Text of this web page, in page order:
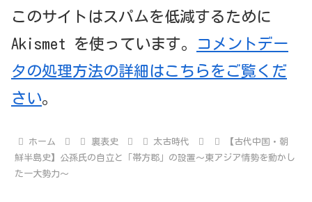
このサイトはスパムを低減するために
Akismet を使っています。
コメントデー
タの処理方法の詳細はこちらをご覧くだ
さい。
ホーム 裏表史 太古時代
【古代中国・朝
鮮半島史】公孫氏の自立と「帯方郡」の設置～東アジア情勢を動かし
た一大勢力～